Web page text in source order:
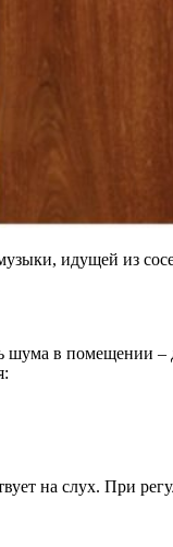
идущей из
в помещении –
на слух. При